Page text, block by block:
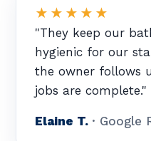
★★★★★
"They keep our
hygienic for our
the owner follows
jobs are complete."
Elaine T. · Google